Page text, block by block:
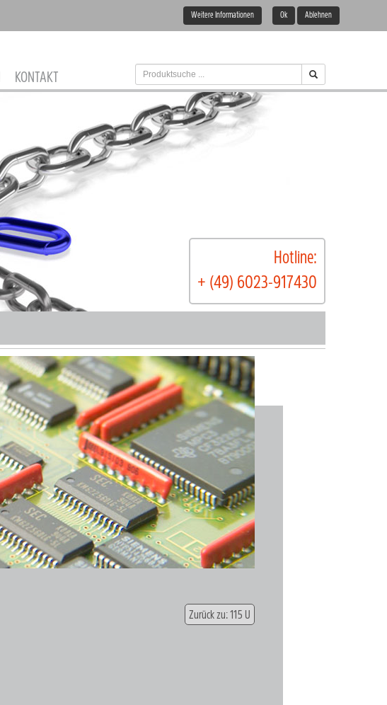
KONTAKT
Hotline:
+ (49) 6023-917430
Zurück zu: 115 U
Weitere Informationen Ok Ablehnen